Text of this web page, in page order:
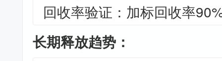
回收率验证：加标回收率
长期释放趋势：